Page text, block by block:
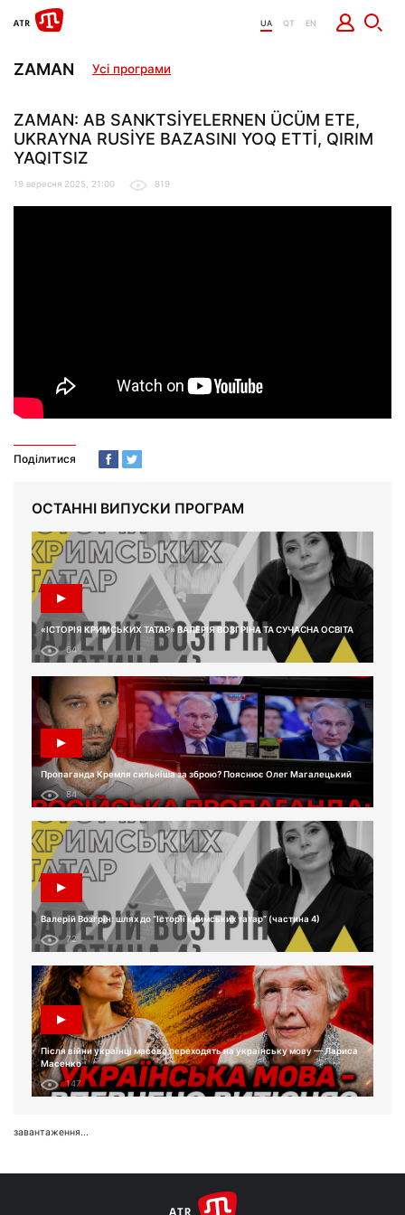
UA QT EN
ZAMAN Усі програми
ZAMAN: AB SANKTSİYELERNEN ÜCÜM ETE,
UKRAYNA RUSİYE BAZASINI YOQ ETTİ, QIRIM
YAQITSIZ
19 вересня 2025, 21:00 819
Поділитися
ОСТАННІ ВИПУСКИ ПРОГРАМ
«ІСТОРІЯ КРИМСЬКИХ ТАТАР» ВАЛЕРІЯ ВОЗГРІНА ТА СУЧАСНА ОСВІТА
64
Пропаганда Кремля сильніша за зброю? Пояснює Олег Магалецький
84
Валерій Возгрін: шлях до “Історії кримських татар” (частина 4)
72
Після війни українці масово переходять на українську мову — Лариса
Масенко
147
завантаження...